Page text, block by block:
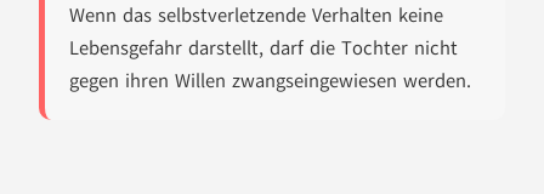
Wenn das selbstverletzende Verhalten keine
Lebensgefahr darstellt, darf die Tochter nicht
gegen ihren Willen zwangseingewiesen werden.